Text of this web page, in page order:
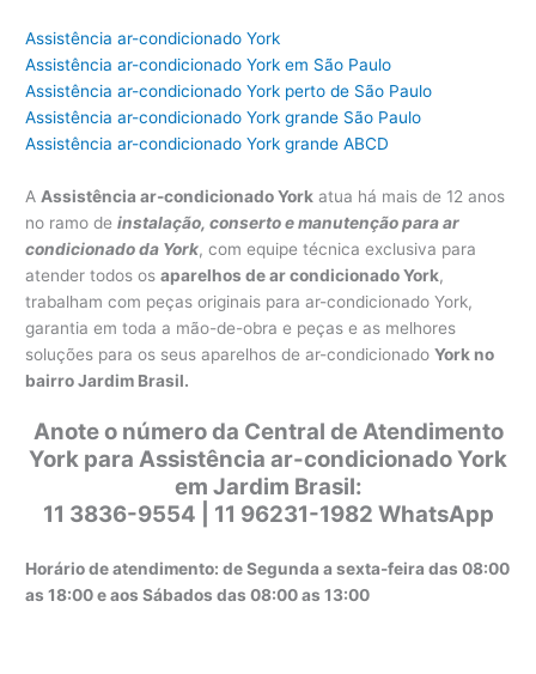
Assistência ar-condicionado York
Assistência ar-condicionado York em São Paulo
Assistência ar-condicionado York perto de São Paulo
Assistência ar-condicionado York grande São Paulo
Assistência ar-condicionado York grande ABCD
A Assistência ar-condicionado York atua há mais de 12 anos
no ramo deinstalação, conserto e manutenção para ar
condicionado da York, com equipe técnica exclusiva para
atender todos osaparelhos de ar condicionado York,
trabalham com peças originais para ar-condicionado York,
garantia em toda a mão-de-obra e peças e as melhores
soluções para os seus aparelhos de ar-condicionadoYork no
bairro Jardim Brasil.
Anote o número da Central de Atendimento
York para Assistência ar-condicionado York
em Jardim Brasil:
11 3836-9554 | 11 96231-1982 WhatsApp
Horário de atendimento: de Segunda a sexta-feira das 08:00
as 18:00 e aos Sábados das 08:00 as 13:00